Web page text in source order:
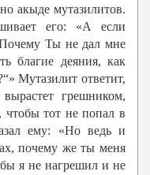
акыде мутазилитов.
его: «А если
Ты не дал мне
благие деяния, как
Мутазилит ответит,
грешником,
чтобы тот не попал в
ему: «Но ведь и
почему же ты меня
я не нагрешил и не